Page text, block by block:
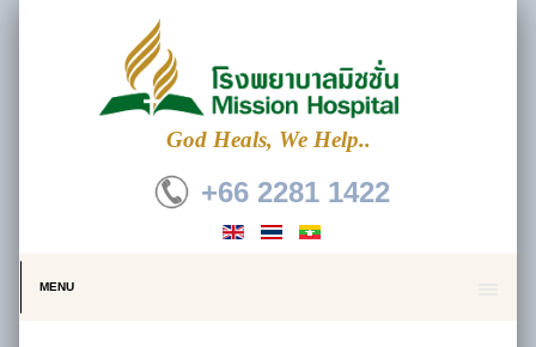
God Heals, We Help..
+66 2281 1422
MENU